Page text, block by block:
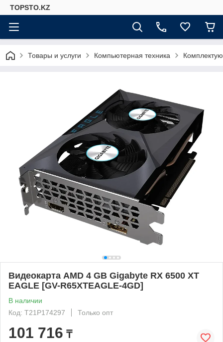
TOPSTO.KZ
Товары и услуги Компьютерная техника
Видеокарта AMD 4 GB Gigabyte RX 6500 XT
EAGLE [GV-R65XTEAGLE-4GD]
В наличии
Код: T21P174297
Только опт
101 716 ₸